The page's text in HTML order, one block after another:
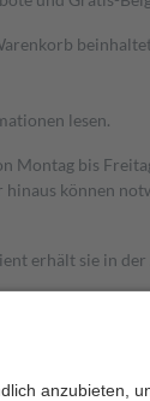
lesen.
bis
können
erhält sie in
sowie zehn